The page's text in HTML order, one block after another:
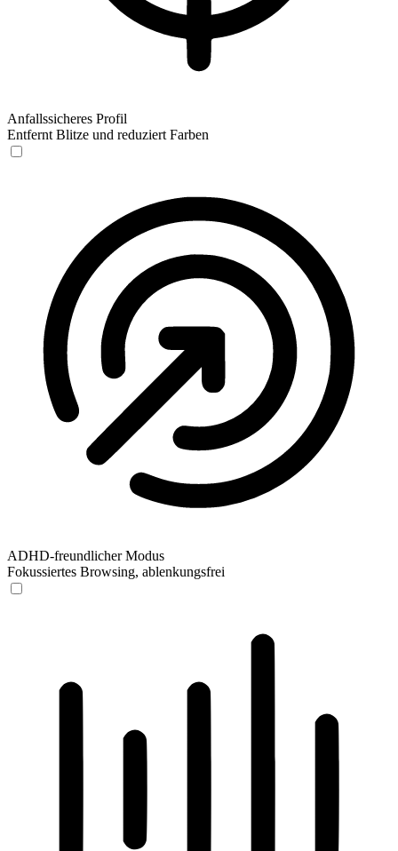
Anfallssicheres Profil
Entfernt Blitze und reduziert Farben
ADHD-freundlicher Modus
Fokussiertes Browsing, ablenkungsfrei